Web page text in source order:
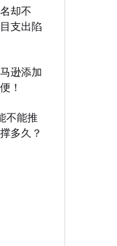
却不
支出陷
逊添加
！
不能推
多久？